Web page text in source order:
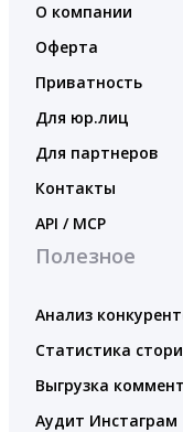
О компании
Оферта
Приватность
Для юр.лиц
Для партнеров
Контакты
API / MCP
Полезное
Анализ
Статистика
Выгрузка
Аудит Инстаграм